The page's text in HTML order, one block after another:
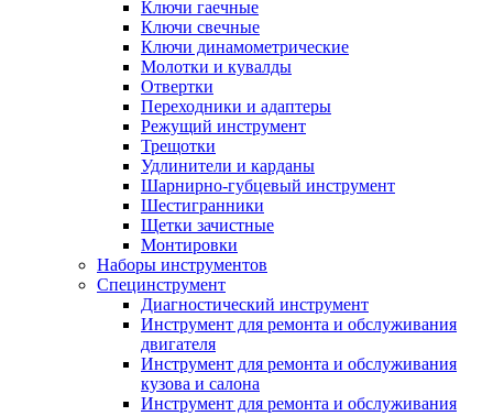
Ключи гаечные
Ключи свечные
Ключи динамометрические
Молотки и кувалды
Отвертки
Переходники и адаптеры
Режущий инструмент
Трещотки
Удлинители и карданы
Шарнирно-губцевый инструмент
Шестигранники
Щетки зачистные
Монтировки
Наборы инструментов
Специнструмент
Диагностический инструмент
Инструмент для ремонта и обслуживания
двигателя
Инструмент для ремонта и обслуживания
кузова и салона
Инструмент для ремонта и обслуживания